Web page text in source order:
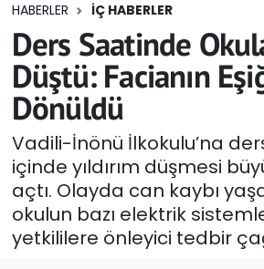
HABERLER İÇ HABERLER
Ders Saatinde
Düştü: Facianın
Dönüldü
Vadili-İnönü İlkokulu’na
içinde yıldırım düşmesi
açtı. Olayda can kaybı
okulun bazı elektrik
yetkililere önleyici tedbir
Eğitim
Ekonomi
Foto Galeri
GEZİ
Güncel
Gündem
Tüm Manşetler
Son Dakika Haberleri
Haber Arşivi